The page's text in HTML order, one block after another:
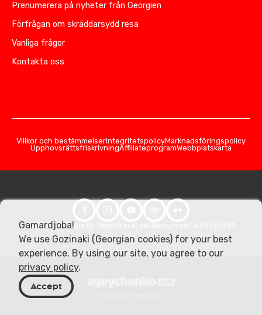
Prenumerera på nyheter från Georgien
Förfrågan om skräddarsydd resa
Vanliga frågor
Kontakta oss
Villkor och bestämmelserIntegritetspolicyMarknadsföringspolicy
UpphovsrättsfriskrivningAffiliateprogramWebbplatskarta
© 2026 Georgia.to. Registrerat skattenummer: 406357981
Gamardjoba!
We use Gozinaki (Georgian cookies) for your best
experience. By using our site, you agree to our
privacy policy.
Accept